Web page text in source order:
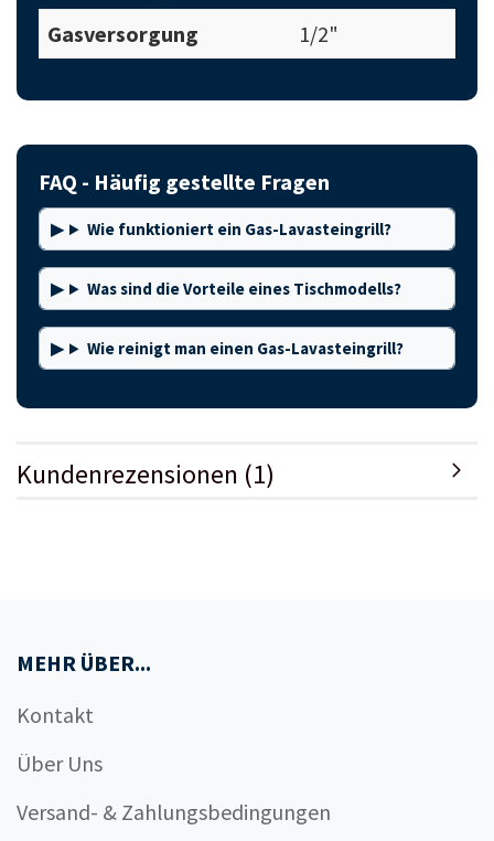
Gasversorgung
1/2"
FAQ - Häufig gestellte Fragen
Wie funktioniert ein Gas-Lavasteingrill?
Was sind die Vorteile eines Tischmodells?
Wie reinigt man einen Gas-Lavasteingrill?
Kundenrezensionen (1)
MEHR ÜBER...
Kontakt
Über Uns
Versand- & Zahlungsbedingungen